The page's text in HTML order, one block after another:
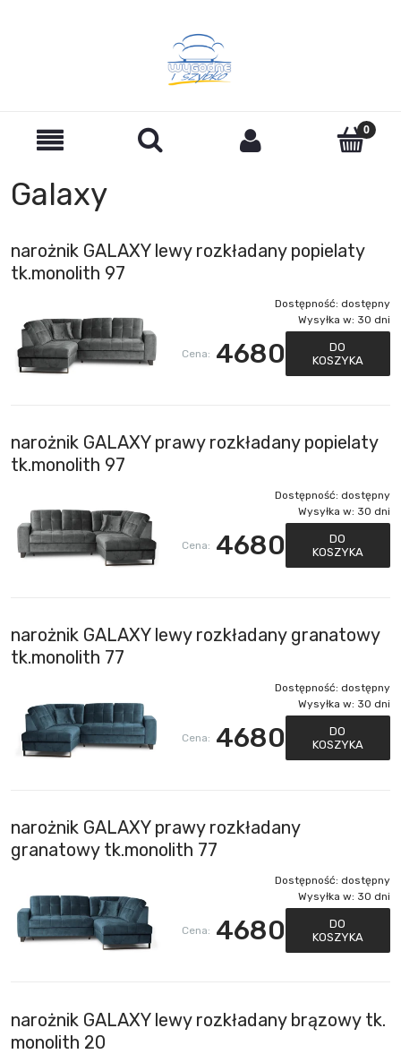
Galaxy
narożnik GALAXY lewy rozkładany popielaty
tk.monolith 97
Dostępność: dostępny
Wysyłka w: 30 dni
Cena: 4680
DO
KOSZYKA
narożnik GALAXY prawy rozkładany popielaty
tk.monolith 97
Dostępność: dostępny
Wysyłka w: 30 dni
Cena: 4680
DO
KOSZYKA
narożnik GALAXY lewy rozkładany granatowy
tk.monolith 77
Dostępność: dostępny
Wysyłka w: 30 dni
Cena: 4680
DO
KOSZYKA
narożnik GALAXY prawy rozkładany
granatowy tk.monolith 77
Dostępność: dostępny
Wysyłka w: 30 dni
Cena: 4680
DO
KOSZYKA
narożnik GALAXY lewy rozkładany brązowy tk.
monolith 20